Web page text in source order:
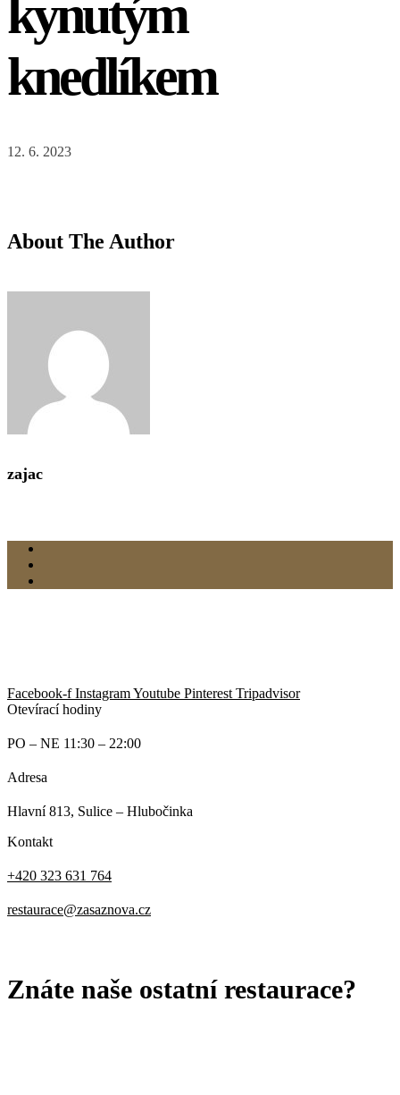
kynutým
knedlíkem
12. 6. 2023
About The Author
zajac
Facebook-f InstagramYoutube Pinterest Tripadvisor
Otevírací hodiny
PO – NE 11:30 – 22:00
Adresa
Hlavní 813, Sulice – Hlubočinka
Kontakt
+420 323 631 764
restaurace@zasaznova.cz
Znáte naše ostatní restaurace?